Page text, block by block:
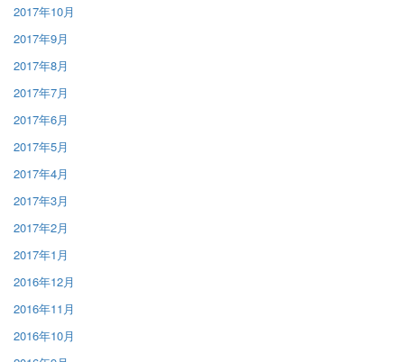
2017年10月
2017年9月
2017年8月
2017年7月
2017年6月
2017年5月
2017年4月
2017年3月
2017年2月
2017年1月
2016年12月
2016年11月
2016年10月